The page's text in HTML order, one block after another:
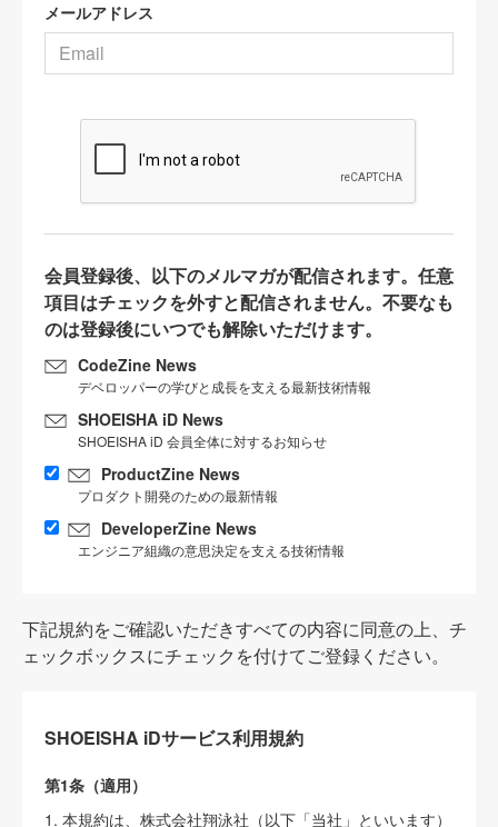
メールアドレス
会員登録後、以下のメルマガが配信されます。任意
項目はチェックを外すと配信されません。不要なも
のは登録後にいつでも解除いただけます。
CodeZine News
デベロッパーの学びと成長を支える最新技術情報
SHOEISHA iD News
SHOEISHA iD 会員全体に対するお知らせ
ProductZine News
プロダクト開発のための最新情報
DeveloperZine News
エンジニア組織の意思決定を支える技術情報
下記規約をご確認いただきすべての内容に同意の上、チ
ェックボックスにチェックを付けてご登録ください。
SHOEISHA iDサービス利用規約
第1条（適用）
1. 本規約は、株式会社翔泳社（以下「当社」といいます）